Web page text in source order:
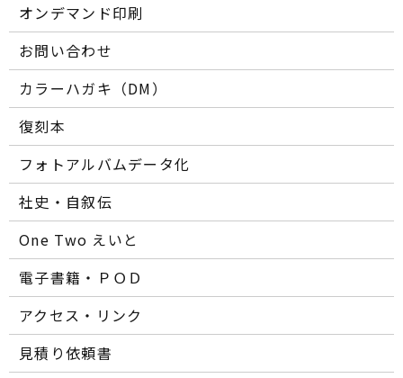
オンデマンド印刷
お問い合わせ
カラーハガキ（DM）
復刻本
フォトアルバムデータ化
社史・自叙伝
One Two えいと
電子書籍・ＰＯＤ
アクセス・リンク
見積り依頼書